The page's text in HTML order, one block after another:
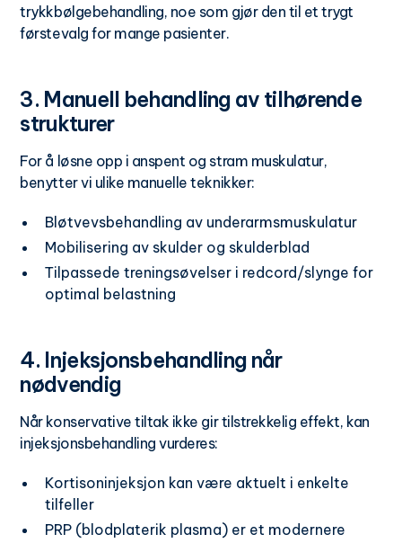
trykkbølgebehandling, noe som gjør den til et trygt
førstevalg for mange pasienter.
3. Manuell behandling av tilhørende
strukturer
For å løsne opp i anspent og stram muskulatur,
benytter vi ulike manuelle teknikker:
Bløtvevsbehandling av underarmsmuskulatur
Mobilisering av skulder og skulderblad
Tilpassede treningsøvelser i redcord/slynge for
optimal belastning
4. Injeksjonsbehandling når
nødvendig
Når konservative tiltak ikke gir tilstrekkelig effekt, kan
injeksjonsbehandling vurderes:
Kortisoninjeksjon kan være aktuelt i enkelte
tilfeller
PRP (blodplaterik plasma) er et modernere